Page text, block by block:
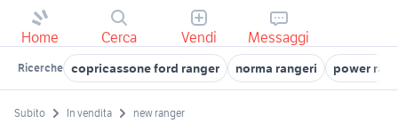
Home Cerca Vendi Messaggi
Ricerche copricassone ford ranger norma rangeri power
Subito In vendita new ranger